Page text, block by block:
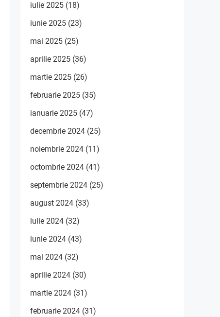
iulie 2025 (18)
iunie 2025 (23)
mai 2025 (25)
aprilie 2025 (36)
martie 2025 (26)
februarie 2025 (35)
ianuarie 2025 (47)
decembrie 2024 (25)
noiembrie 2024 (11)
octombrie 2024 (41)
septembrie 2024 (25)
august 2024 (33)
iulie 2024 (32)
iunie 2024 (43)
mai 2024 (32)
aprilie 2024 (30)
martie 2024 (31)
februarie 2024 (31)